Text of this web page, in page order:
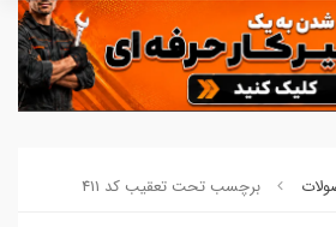
برچسب تحت تعقیب کد 411